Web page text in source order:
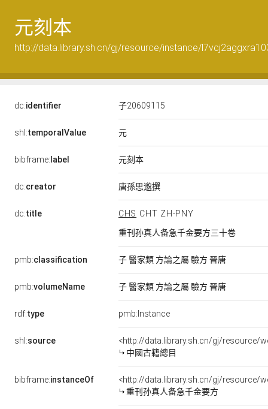
元刻本
http://data.library.sh.cn/gj/resource/instance/
dc:identifier 子20609115
shl:temporalValue 元
bibframe: label 元刻本
dc:creator 唐孫思邈撰
dc:title CHS CHT ZH-PNY
重刊孙真人备急千金要方三十卷
pmb:classification 子 醫家類 方論之屬 驗方 晉唐
pmb:volumeName 子 醫家類 方論之屬 驗方 晉唐
rdf:type pmb:Instance
shl:source
<http://data.library.sh.cn/gj/resource/
中國古籍總目
bibframe:instanceOf
<http://data.library.sh.cn/gj/resource/
重刊孙真人备急千金要方